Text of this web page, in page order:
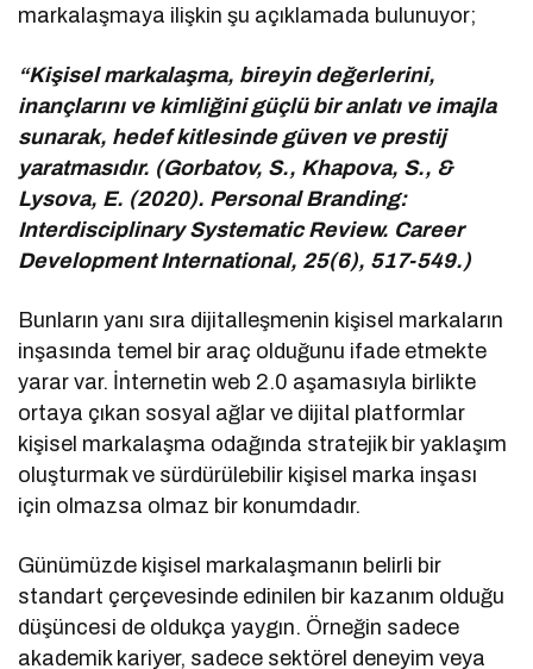
markalaşmaya ilişkin şu açıklamada bulunuyor;
“Kişisel markalaşma, bireyin değerlerini,
inançlarını ve kimliğini güçlü bir anlatı ve imajla
sunarak, hedef kitlesinde güven ve prestij
yaratmasıdır. (Gorbatov, S., Khapova, S., &
Lysova, E. (2020). Personal Branding:
Interdisciplinary Systematic Review. Career
Development International, 25(6), 517-549.)
Bunların yanı sıra dijitalleşmenin kişisel markaların
inşasında temel bir araç olduğunu ifade etmekte
yarar var. İnternetin web 2.0 aşamasıyla birlikte
ortaya çıkan sosyal ağlar ve dijital platformlar
kişisel markalaşma odağında stratejik bir yaklaşım
oluşturmak ve sürdürülebilir kişisel marka inşası
için olmazsa olmaz bir konumdadır.
Günümüzde kişisel markalaşmanın belirli bir
standart çerçevesinde edinilen bir kazanım olduğu
düşüncesi de oldukça yaygın. Örneğin sadece
akademik kariyer, sadece sektörel deneyim veya